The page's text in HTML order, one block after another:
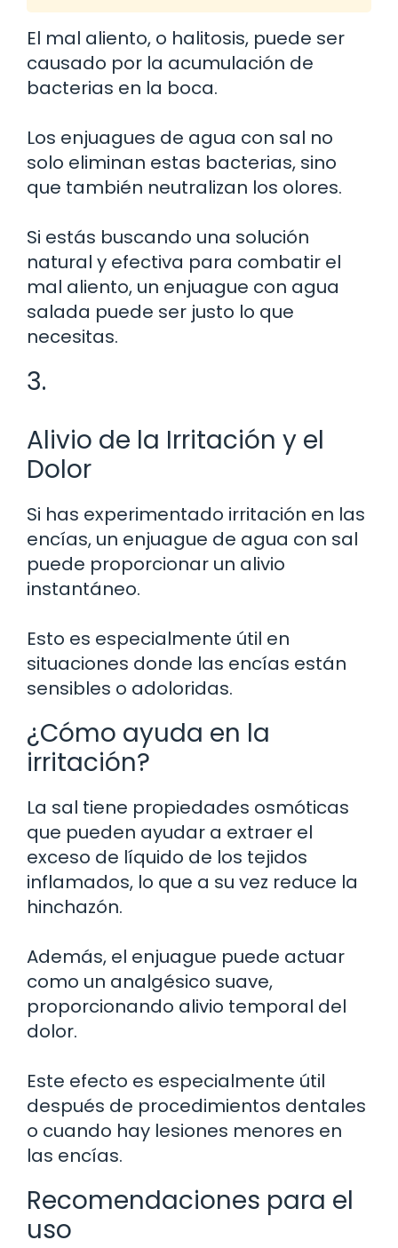
El mal aliento, o halitosis, puede ser
causado por la acumulación de
bacterias en la boca.
Los enjuagues de agua con sal no
solo eliminan estas bacterias, sino
que también neutralizan los olores.
Si estás buscando una solución
natural y efectiva para combatir el
mal aliento, un enjuague con agua
salada puede ser justo lo que
necesitas.
3.
Alivio de la Irritación y el
Dolor
Si has experimentado irritación en las
encías, un enjuague de agua con sal
puede proporcionar un alivio
instantáneo.
Esto es especialmente útil en
situaciones donde las encías están
sensibles o adoloridas.
¿Cómo ayuda en la
irritación?
La sal tiene propiedades osmóticas
que pueden ayudar a extraer el
exceso de líquido de los tejidos
inflamados, lo que a su vez reduce la
hinchazón.
Además, el enjuague puede actuar
como un analgésico suave,
proporcionando alivio temporal del
dolor.
Este efecto es especialmente útil
después de procedimientos dentales
o cuando hay lesiones menores en
las encías.
Recomendaciones para el
uso